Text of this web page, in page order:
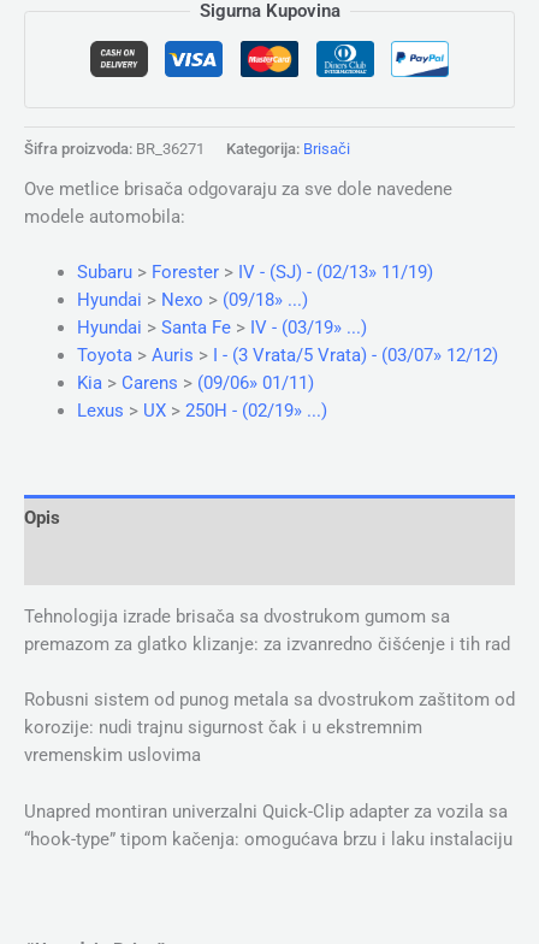
Sigurna Kupovina
Šifra proizvoda: BR_36271 Kategorija: Brisači
Ove metlice brisača odgovaraju za sve dole navedene
modele automobila:
Subaru> Forester> IV - (SJ) - (02/13» 11/19)
Hyundai > Nexo > (09/18» ...)
Hyundai > Santa Fe> IV - (03/19» ...)
Toyota> Auris > I - (3 Vrata/5 Vrata) - (03/07» 12/12)
Kia> Carens > (09/06» 01/11)
Lexus > UX> 250H - (02/19» ...)
Opis
Tehnologija izrade brisača sa dvostrukom gumom sa
premazom za glatko klizanje: za izvanredno čišćenje i tih rad
Robusni sistem od punog metala sa dvostrukom zaštitom od
korozije: nudi trajnu sigurnost čak i u ekstremnim
vremenskim uslovima
Unapred montiran univerzalni Quick-Clip adapter za vozila sa
“hook-type” tipom kačenja: omogućava brzu i laku instalaciju